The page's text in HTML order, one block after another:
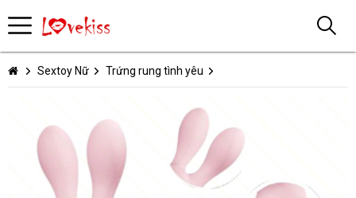
Sextoy Nữ Trứng rung tình yêu